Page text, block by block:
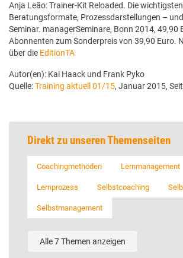
Anja Leão: Trainer-Kit Reloaded. Die
Beratungsformate, Prozessdarstellungen –
Seminar. managerSeminare, Bonn 2014, 49,90
Abonnenten zum Sonderpreis von 39,90 Euro.
über die EditionTA
Autor(en): Kai Haack und Frank Pyko
Quelle:Training aktuell 01/15, Januar 2015,
Direkt zu unseren Themenseiten
Coachingmethoden Lernmanagement
Lernprozess Selbstcoaching
Selbstmanagement
Alle 7 Themen anzeigen